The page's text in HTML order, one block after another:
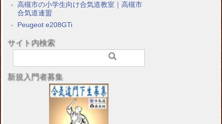
高槻市の小学生向け合気道教室｜高槻市
合気道連盟
Peugeot e208GTi
サイト内検索
新規入門者募集